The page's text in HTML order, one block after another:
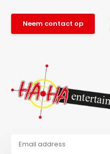
Neem contact op